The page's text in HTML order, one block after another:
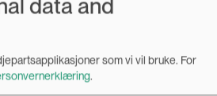
menn og kvinner, eller egg- og
snakker vi om assistert
teknologien har å si for
data and
som vi vil bruke. For
.